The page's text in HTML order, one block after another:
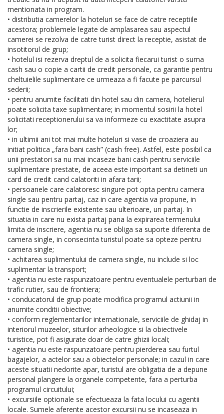
mentionata in program.
• distributia camerelor la hoteluri se face de catre receptiile
acestora; problemele legate de amplasarea sau aspectul
camerei se rezolva de catre turist direct la receptie, asistat de
insotitorul de grup;
• hotelul isi rezerva dreptul de a solicita fiecarui turist o suma
cash sau o copie a cartii de credit personale, ca garantie pentru
cheltuielile suplimentare ce urmeaza a fi facute pe parcursul
sederii;
• pentru anumite facilitati din hotel sau din camera, hotelierul
poate solicita taxe suplimentare; in momentul sosirii la hotel
solicitati receptionerului sa va informeze cu exactitate asupra
lor;
• in ultimii ani tot mai multe hoteluri si vase de croaziera au
initiat politica „fara bani cash” (cash free). Astfel, este posibil ca
unii prestatori sa nu mai incaseze bani cash pentru serviciile
suplimentare prestate, de aceea este important sa detineti un
card de credit cand calatoriti in afara tarii;
• persoanele care calatoresc singure pot opta pentru camera
single sau pentru partaj, caz in care agentia va propune, in
functie de inscrierile existente sau ulterioare, un partaj. In
situatia in care nu exista partaj pana la expirarea termenului
limita de inscriere, agentia nu se obliga sa suporte diferenta de
camera single, in consecinta turistul poate sa opteze pentru
camera single;
• achitarea suplimentului de camera single, nu include si loc
suplimentar la transport;
• agentia nu este raspunzatoare pentru eventualele perturbari de
trafic rutier, sau de frontiera;
• conducatorul de grup poate modifica programul actiunii in
anumite conditii obiective;
• conform reglementarilor internationale, serviciile de ghidaj in
interiorul muzeelor, siturilor arheologice si la obiectivele
turistice, pot fi asigurate doar de catre ghizii locali;
• agentia nu este raspunzatoare pentru pierderea sau furtul
bagajelor, a actelor sau a obiectelor personale; in cazul in care
aceste situatii nedorite apar, turistul are obligatia de a depune
personal plangere la organele competente, fara a perturba
programul circuitului;
• excursiile optionale se efectueaza la fata locului cu agentii
locale. Sumele aferente acestor excursii nu se incaseaza in